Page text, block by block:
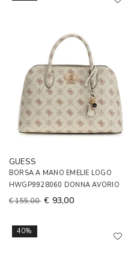
GUESS
BORSA A MANO EMELIE LOGO
HWGP9928060 DONNA AVORIO
€ 155,00 € 93,00
40%